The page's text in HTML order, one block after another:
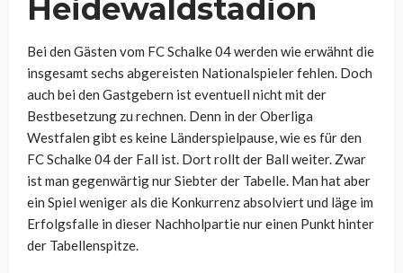
Heidewaldstadion
Bei den Gästen vom FC Schalke 04 werden wie erwähnt die
insgesamt sechs abgereisten Nationalspieler fehlen. Doch
auch bei den Gastgebern ist eventuell nicht mit der
Bestbesetzung zu rechnen. Denn in der Oberliga
Westfalen gibt es keine Länderspielpause, wie es für den
FC Schalke 04 der Fall ist. Dort rollt der Ball weiter. Zwar
ist man gegenwärtig nur Siebter der Tabelle. Man hat aber
ein Spiel weniger als die Konkurrenz absolviert und läge im
Erfolgsfalle in dieser Nachholpartie nur einen Punkt hinter
der Tabellenspitze.